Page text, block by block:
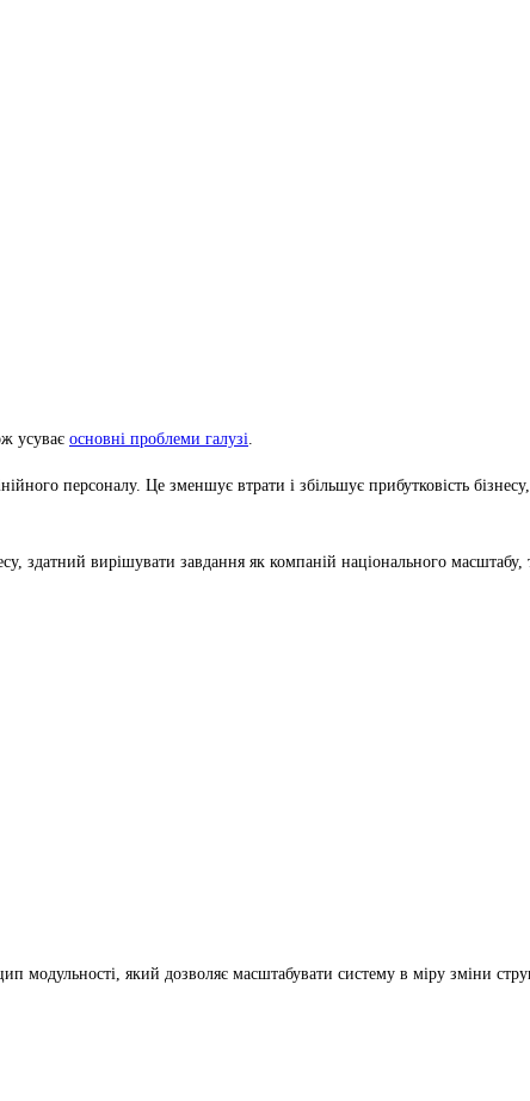
усуває основні проблеми галузі.
персоналу. Це зменшує втрати і збільшує прибутковість
здатний вирішувати завдання як компаній національного масштабу,
модульності, який дозволяє масштабувати систему в міру зміни